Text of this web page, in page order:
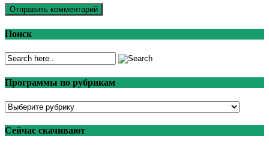
Поиск
Программы по рубрикам
Программы
рубрикам
Сейчас скачивают